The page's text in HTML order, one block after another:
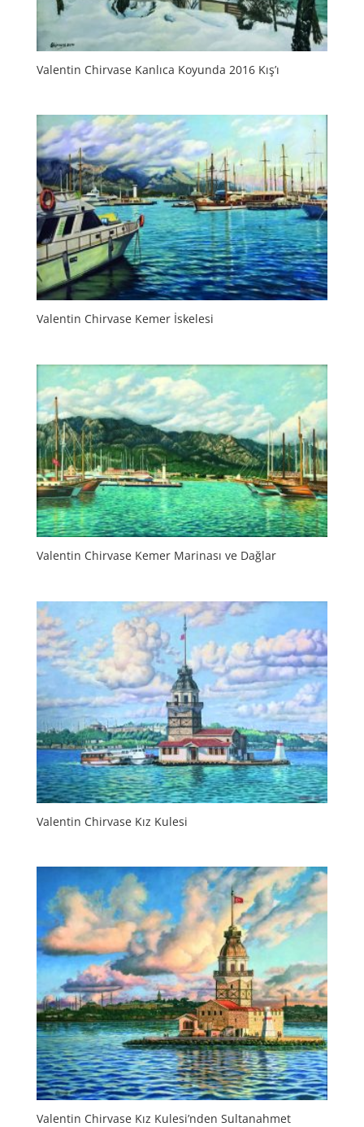
Valentin Chirvase Kanlıca Koyunda 2016 Kış’ı
Valentin Chirvase Kemer İskelesi
Valentin Chirvase Kemer Marinası ve Dağlar
Valentin Chirvase Kız Kulesi
Valentin Chirvase Kız Kulesi’nden Sultanahmet